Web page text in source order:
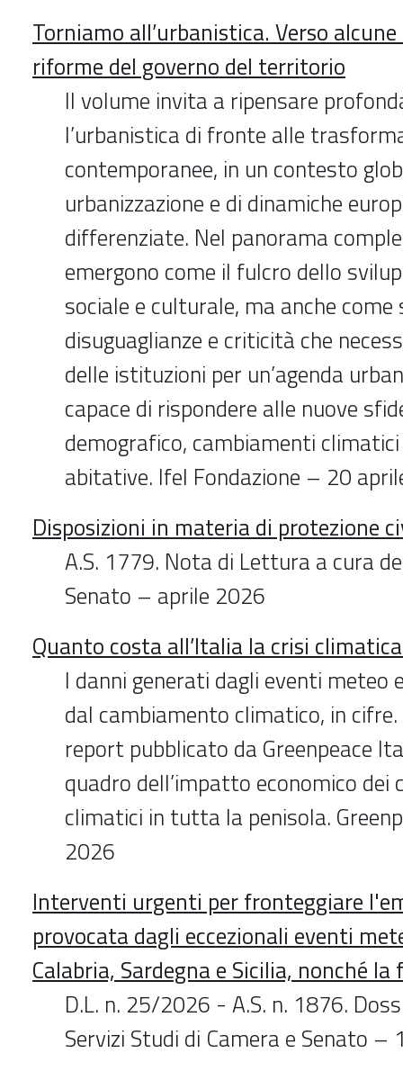
Torniamo all’urbanistica. Verso
riforme del governo del territorio
Il volume invita a ripensare
l’urbanistica di fronte alle
contemporanee, in un contesto
urbanizzazione e di dinamiche
differenziate. Nel panorama
emergono come il fulcro dello
sociale e culturale, ma anche come
disuguaglianze e criticità che
delle istituzioni per un’agenda
capace di rispondere alle nuove
demografico, cambiamenti
abitative. Ifel Fondazione – 20
Disposizioni in materia di protezione
A.S. 1779. Nota di Lettura a cura
Senato – aprile 2026
Quanto costa all’Italia la crisi
I danni generati dagli eventi
dal cambiamento climatico, in cifre.
report pubblicato da Greenpeace
quadro dell’impatto economico dei
climatici in tutta la penisola.
2026
Interventi urgenti per fronteggiare
provocata dagli eccezionali eventi
Calabria, Sardegna e Sicilia, nonché
D.L. n. 25/2026 - A.S. n. 1876.
Servizi Studi di Camera e Senato –